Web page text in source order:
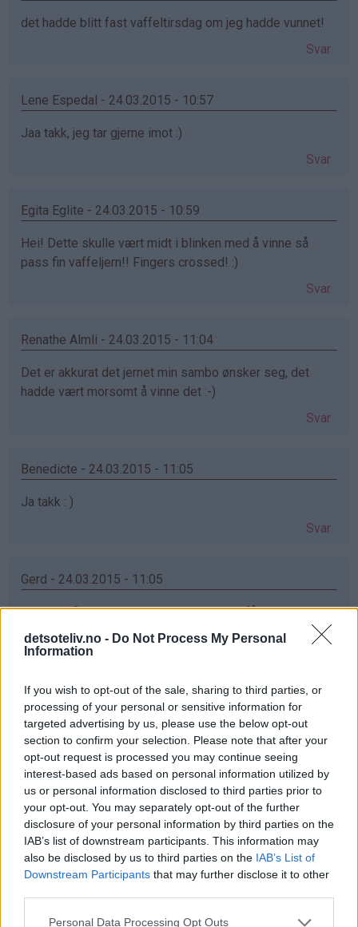
detsoteliv.no - Do Not Process My Personal
Information
If you wish to opt-out of the sale, sharing to third parties, or
processing of your personal or sensitive information for
targeted advertising by us, please use the below opt-out
section to confirm your selection. Please note that after your
opt-out request is processed you may continue seeing
interest-based ads based on personal information utilized by
us or personal information disclosed to third parties prior to
your opt-out. You may separately opt-out of the further
disclosure of your personal information by third parties on the
IAB’s list of downstream participants. This information may
also be disclosed by us to third parties on the IAB’s List of
Downstream Participants that may further disclose it to other
Personal Data Processing Opt Outs
det hadde blitt fast vaffeltirsdag om jeg hadde vunnet!
Svar
Lene Espedal - 24.03.2015 - 10:57
Jaa takk, jeg tar gjerne imot :)
Svar
Egita Eglite - 24.03.2015 - 10:59
Hei! Dette skulle vært midt i blinken med å vinne så
pass fin vaffeljern!! Fingers crossed! :)
Svar
Renathe Almli - 24.03.2015 - 11:04
Det er akkurat det jernet min sambo ønsker seg, det
hadde vært morsomt å vinne det :-)
Svar
Benedicte - 24.03.2015 - 11:05
Ja takk : )
Svar
Gerd - 24.03.2015 - 11:05
elsker vafler,men har enda ikke greid og fått meg ett
vaffeljern som er bra ,det jeg har no koker og ikke
steiker ,men ska kjøp nytt og da ska e prøv dette
Anette - 24.03.2015 - 11:05
Ett nytt vaffeljern hadde ikke vært så ille!☺ Da hadde
jeg endelig sluppet å vente i 5 min før en vaffel var klar!
Mitt nåværende jern er litt slitent for å si det slik ✌
Svar
Anonym - 24.03.2015 - 11:05